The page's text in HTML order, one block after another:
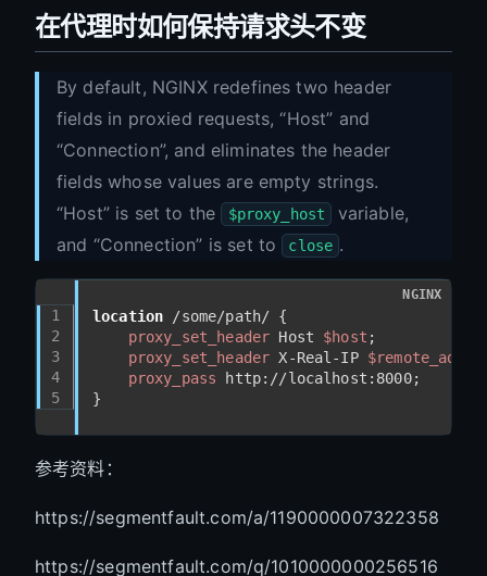
在代理时如何保持请求头不变
By default, NGINX redefines two header
fields in proxied requests, “Host” and
“Connection”, and eliminates the header
fields whose values are empty strings.
“Host” is set to the
$proxy_host
variable,
and “Connection” is set to
close .
1
2
3
4
5
location /some/path/ {
proxy_set_header Host $host ;
proxy_set_header X-Real-IP $remote_addr
proxy_pass http://localhost:8000;
}
NGINX
参考资料：
https://segmentfault.com/a/1190000007322358
https://segmentfault.com/q/1010000000256516